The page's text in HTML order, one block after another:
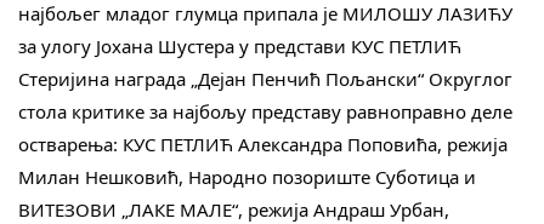
најбољег младог глумца припала је МИЛОШУ ЛАЗИЋУ
за улогу Јохана Шустера у представи КУС ПЕТЛИЋ
Стеријина награда „Дејан Пенчић Пољански“ Округлог
стола критике за најбољу представу равноправно деле
остварења: КУС ПЕТЛИЋ Александра Поповића, режија
Милан Нешковић, Народно позориште Суботица и
ВИТЕЗОВИ „ЛАКЕ МАЛЕ“, режија Андраш Урбан,